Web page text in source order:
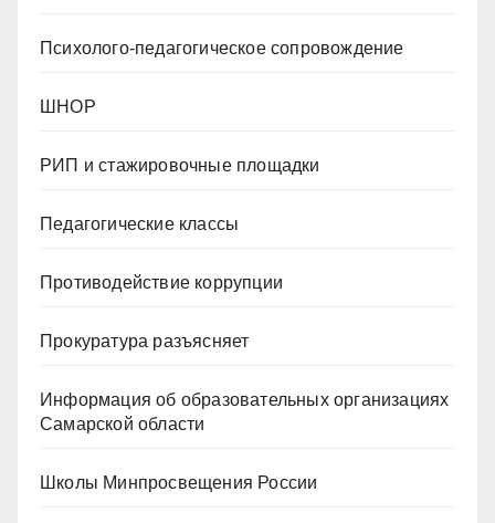
Психолого-педагогическое сопровождение
ШНОР
РИП и стажировочные площадки
Педагогические классы
Противодействие коррупции
Прокуратура разъясняет
Информация об образовательных организациях
Самарской области
Школы Минпросвещения России